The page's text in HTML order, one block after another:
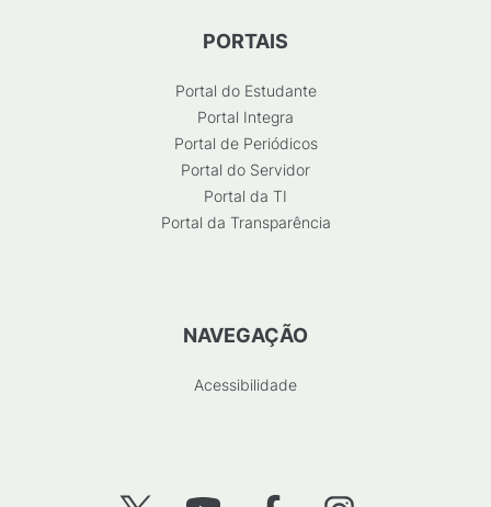
PORTAIS
Portal do Estudante
Portal Integra
Portal de Periódicos
Portal do Servidor
Portal da TI
Portal da Transparência
NAVEGAÇÃO
Acessibilidade